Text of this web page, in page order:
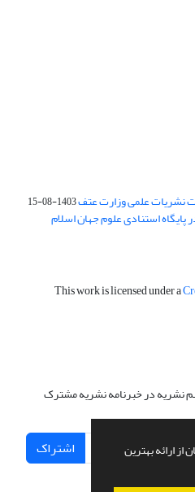
ارائه بهترین
نشریات علمی وزارت عتف1403-08-15
استنادی علوم جهان اسلام
This work is licensed under a
نشریه در خبرنامه نشریه مشترک
اشتراک